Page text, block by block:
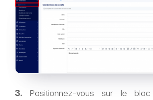
3. Positionnez-vous sur le bloc